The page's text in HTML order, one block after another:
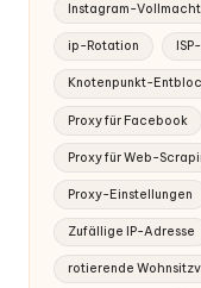
Instagram-Vollmacht
ip-Rotation
Knotenpunkt-
Proxy für Facebook
Proxy für Web-
Proxy-Einstellungen
Zufällige IP-Adresse
rotierende